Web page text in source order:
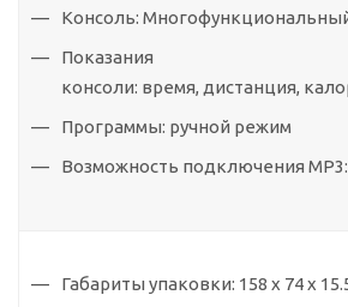
Консоль:
Показания
консоли: время, дистанция,
Программы: ручной режим
Возможность подключения MP3:
Габариты упаковки: 158 х 74 х